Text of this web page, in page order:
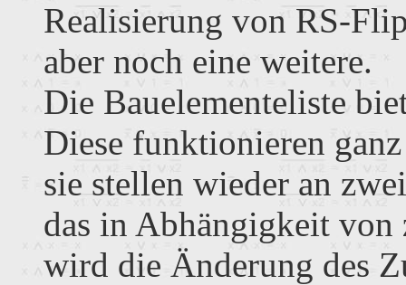
Realisierung von RS-
aber noch eine weitere.
Die Bauelementeliste
Diese funktionieren
sie stellen wieder an
das in Abhängigkeit von
wird die Änderung des